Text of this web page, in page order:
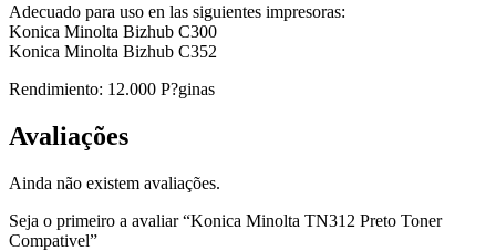
Adecuado para uso en las siguientes impresoras:
Konica Minolta Bizhub C300
Konica Minolta Bizhub C352
Rendimiento: 12.000 P?ginas
Avaliações
Ainda não existem avaliações.
Seja o primeiro a avaliar “Konica Minolta TN312 Preto Toner
Compativel”